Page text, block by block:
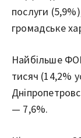
послуги
громадське
Найбільше
тисяч (14,2%
— 7,6%.